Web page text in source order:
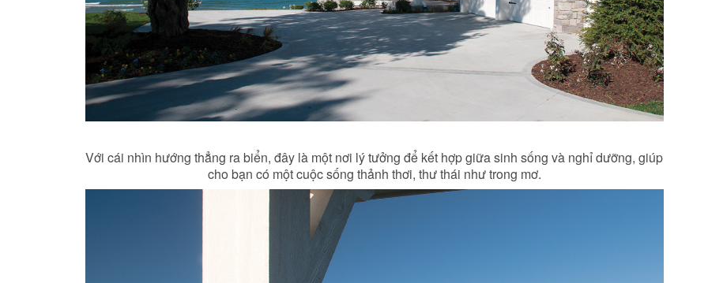
Với cái nhìn hướng thẳng ra biển, đây là một nơi lý tưởng để kết hợp giữa sinh sống và nghỉ dưỡng, giúp
cho bạn có một cuộc sống thảnh thơi, thư thái như trong mơ.